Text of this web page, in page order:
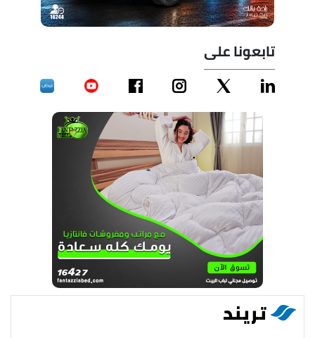
تابعونا على
تريند